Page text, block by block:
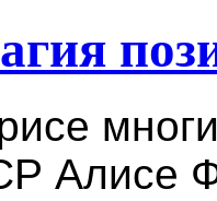
Алисе